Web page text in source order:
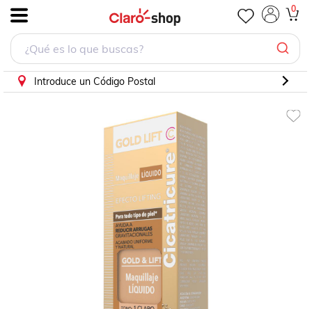
0
Introduce un Código Postal